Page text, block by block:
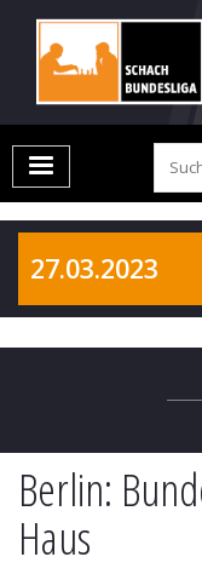
27.03.2023
Berlin:
Haus